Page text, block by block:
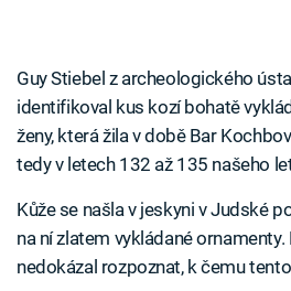
Guy Stiebel z archeologického
identifikoval kus kozí bohatě
ženy, která žila v době Bar
tedy v letech 132 až 135 našeho
Kůže se našla v jeskyni v Judské
na ní zlatem vykládané
nedokázal rozpoznat, k čemu